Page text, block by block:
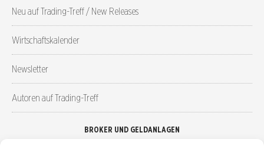
Neu auf Trading-Treff / New Releases
Wirtschaftskalender
Newsletter
Autoren auf Trading-Treff
BROKER UND GELDANLAGEN